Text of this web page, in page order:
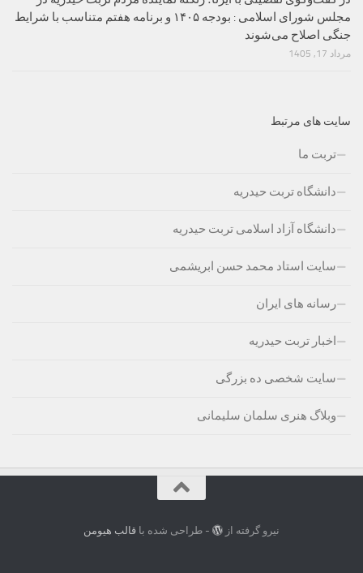
مجلس شورای اسلامی : بودجه ۱۴۰۵ و برنامه هفتم متناسب با شرایط
جنگی اصلاح می‌شوند
مرداد 17, 1405
سایت های مرتبط
تربت ما
دانشگاه تربت حیدریه
دانشگاه آزاد اسلامی تربت حیدریه
سایت استاد محمد حسن ابریشمی
رسانه های ایران
اخبار تربت حیدریه
سایت شخصی ده بزرگی
وبلاگ هنری سلمان سلیمانی
نیرو گرفته از - طراحی شده باقالب هیومن